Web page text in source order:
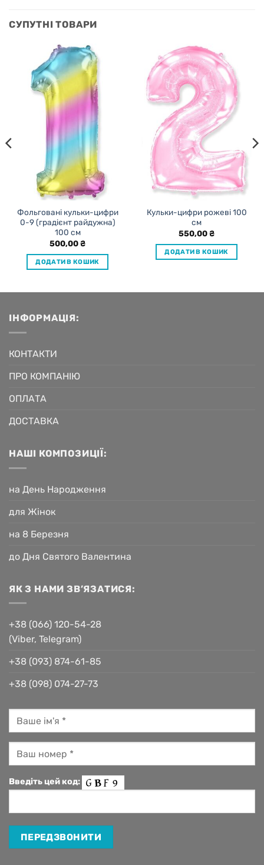
СУПУТНІ ТОВАРИ
Фольговані кульки-цифри
0-9 (градієнт райдужна)
100 см
500,00₴
ДОДАТИ В КОШИК
Кульки-цифри рожеві 100
см
550,00₴
ДОДАТИ В КОШИК
ІНФОРМАЦІЯ:
КОНТАКТИ
ПРО КОМПАНІЮ
ОПЛАТА
ДОСТАВКА
НАШІ КОМПОЗИЦІЇ:
на День Народження
для Жінок
на 8 Березня
до Дня Святого Валентина
ЯК З НАМИ ЗВ’ЯЗАТИСЯ:
+38 (066) 120-54-28
(Viber, Telegram)
+38 (093) 874-61-85
+38 (098) 074-27-73
Введіть цей код: